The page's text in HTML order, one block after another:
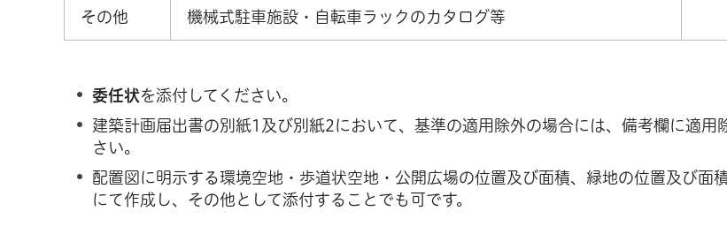
その他 機械式駐車施設・自転車ラックのカタログ等
委任状を添付してください。
建築計画届出書の別紙1及び別紙2において、基準の適用除外の場合には、備考欄に適用
さい。
配置図に明示する環境空地・歩道状空地・公開広場の位置及び面積、緑地の位置及び面
にて作成し、その他として添付することでも可です。